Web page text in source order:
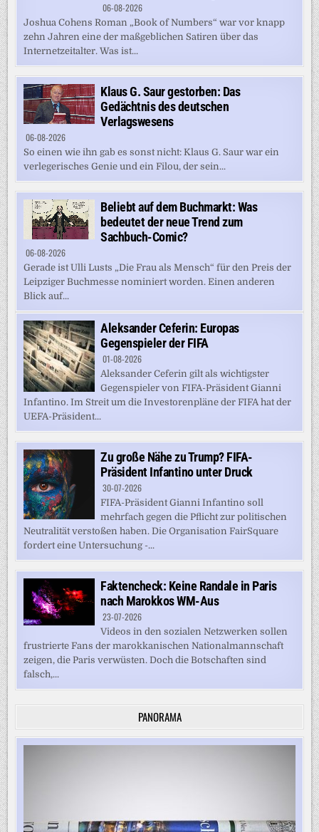
06-08-2026
Joshua Cohens Roman „Book of Numbers“ war vor knapp
zehn Jahren eine der maßgeblichen Satiren über das
Internetzeitalter. Was ist...
Klaus G. Saur gestorben: Das
Gedächtnis des deutschen
Verlagswesens
06-08-2026
So einen wie ihn gab es sonst nicht: Klaus G. Saur war ein
verlegerisches Genie und ein Filou, der sein...
Beliebt auf dem Buchmarkt: Was
bedeutet der neue Trend zum
Sachbuch-Comic?
06-08-2026
Gerade ist Ulli Lusts „Die Frau als Mensch“ für den Preis der
Leipziger Buchmesse nominiert worden. Einen anderen
Blick auf...
Aleksander Ceferin: Europas
Gegenspieler der FIFA
01-08-2026
Aleksander Ceferin gilt als wichtigster
Gegenspieler von FIFA-Präsident Gianni
Infantino. Im Streit um die Investorenpläne der FIFA hat der
UEFA-Präsident...
Zu große Nähe zu Trump? FIFA-
Präsident Infantino unter Druck
30-07-2026
FIFA-Präsident Gianni Infantino soll
mehrfach gegen die Pflicht zur politischen
Neutralität verstoßen haben. Die Organisation FairSquare
fordert eine Untersuchung -...
Faktencheck: Keine Randale in Paris
nach Marokkos WM-Aus
23-07-2026
Videos in den sozialen Netzwerken sollen
frustrierte Fans der marokkanischen Nationalmannschaft
zeigen, die Paris verwüsten. Doch die Botschaften sind
falsch,...
PANORAMA